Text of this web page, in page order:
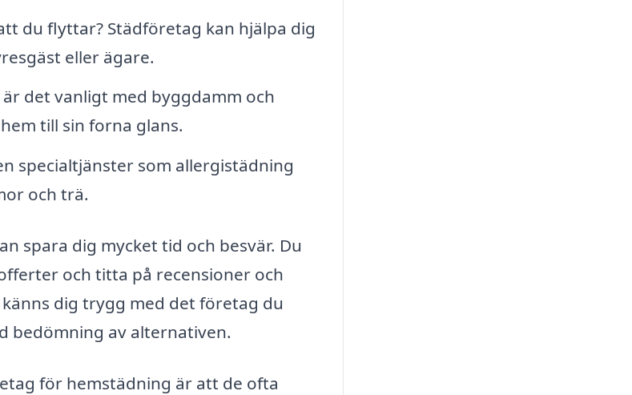
du flyttar? Städföretag kan hjälpa dig
eller ägare.
det vanligt med byggdamm och
till sin forna glans.
specialtjänster som allergistädning
och trä.
spara dig mycket tid och besvär. Du
och titta på recensioner och
dig trygg med det företag du
bedömning av alternativen.
för hemstädning är att de ofta